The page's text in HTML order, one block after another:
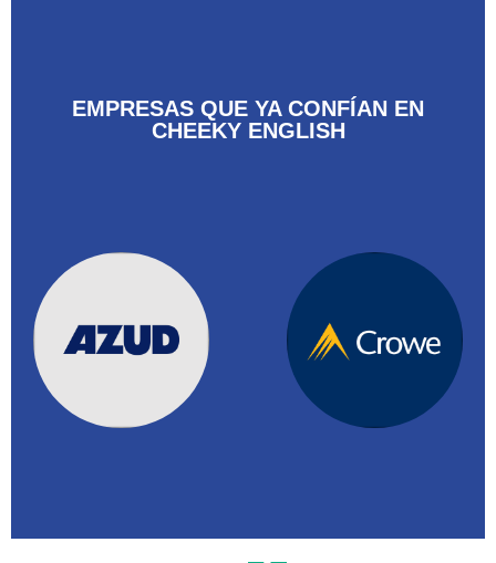
EMPRESAS QUE YA CONFÍAN EN
CHEEKY ENGLISH